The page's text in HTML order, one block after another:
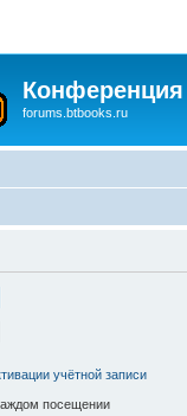
forums.btbooks.ru
учётной записи
посещении